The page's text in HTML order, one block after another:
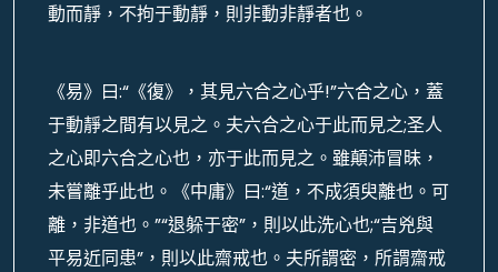
動而靜，不拘于動靜，則非動非靜者也。
《易》曰:“《復》，其見六合之心乎!”六合之心，蓋
于動靜之間有以見之。夫六合之心于此而見之;圣人
之心即六合之心也，亦于此而見之。雖顛沛冒昧，
未嘗離乎此也。《中庸》曰:“道，不成須臾離也。可
離，非道也。”“退躲于密”，則以此洗心也;“吉兇與
平易近同患”，則以此齋戒也。夫所謂密，所謂齋戒